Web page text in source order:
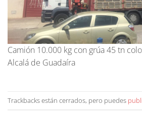
Camión 10.000 kg con grúa 45 tn
Alcalá de Guadaíra
Trackbacks están cerrados, pero puedes